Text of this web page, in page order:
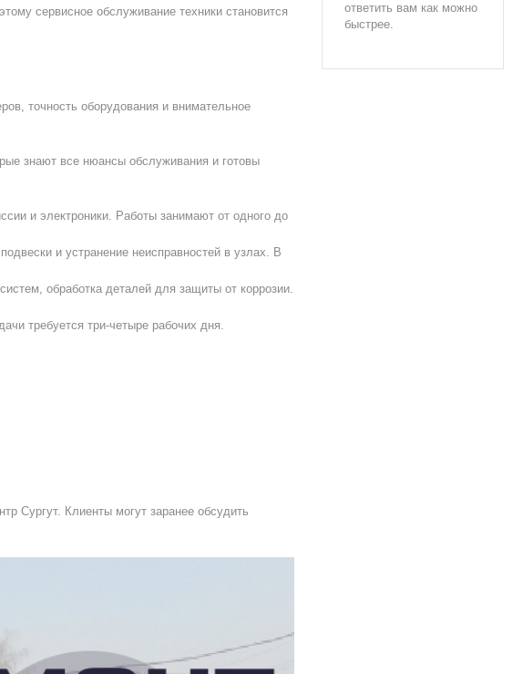
ответить вам как можно
быстрее.
сервисное обслуживание техники становится
точность оборудования и внимательное
знают все нюансы обслуживания и готовы
и электроники. Работы занимают от одного до
и устранение неисправностей в узлах. В
обработка деталей для защиты от коррозии.
требуется три-четыре рабочих дня.
Сургут. Клиенты могут заранее обсудить